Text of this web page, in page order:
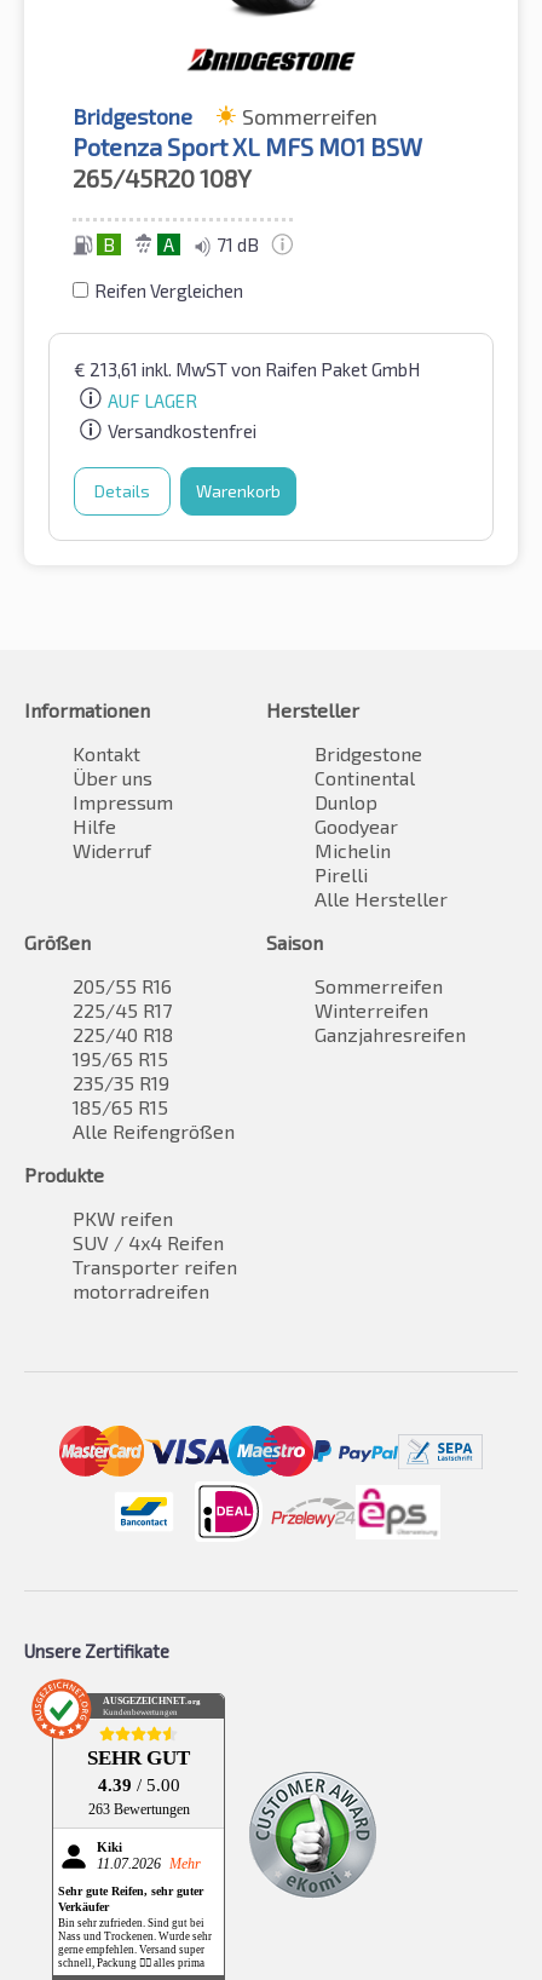
Bridgestone Sommerreifen
Potenza Sport XL MFS MO1 BSW
265/45R20108Y
B A 71 dB
Reifen Vergleichen
€ 213,61 inkl. MwSTvon Raifen Paket GmbH
AUF LAGER
Versandkostenfrei
Details Warenkorb
Informationen
Kontakt
Über uns
Impressum
Hilfe
Widerruf
Hersteller
Bridgestone
Continental
Dunlop
Goodyear
Michelin
Pirelli
Alle Hersteller
Größen
205/55 R16
225/45 R17
225/40 R18
195/65 R15
235/35 R19
185/65 R15
Alle Reifengrößen
Saison
Sommerreifen
Winterreifen
Ganzjahresreifen
Produkte
PKW reifen
SUV / 4x4 Reifen
Transporter reifen
motorradreifen
Unsere Zertifikate
AUSGEZEICHNET .org
Kundenbewertungen
SEHR GUT
4.39 / 5.00
263 Bewertungen
Kiki
11.07.2026 Mehr
Sehr gute Reifen, sehr guter
Verkäufer
Bin sehr zufrieden. Sind gut bei
Nass und Trockenen. Wurde sehr
gerne empfehlen. Versand super
schnell, Packung 👌🏻 alles prima